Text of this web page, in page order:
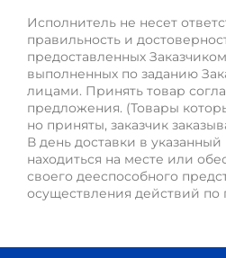
Исполнитель не несет
правильность и
предоставленных
выполненных по заданию
лицами. Принять товар
предложения. (Товары
но приняты, заказчик
В день доставки в
находиться на месте или
своего дееспособного
осуществления действий по